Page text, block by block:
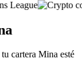
cartera Mina esté